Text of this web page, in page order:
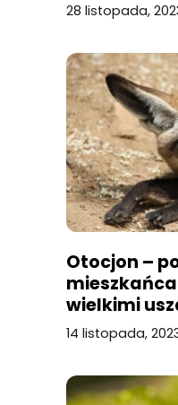
28 listopada,
Otocjon –
wielkimi
14 listopada,